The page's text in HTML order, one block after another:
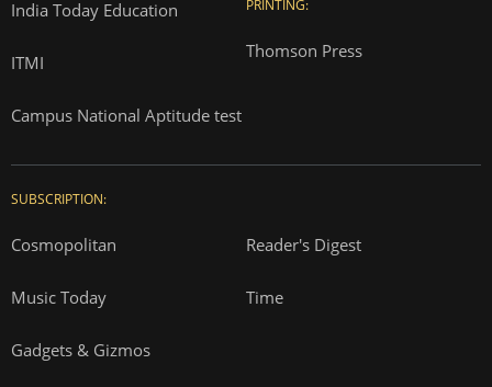
India Today Education
ITMI
Campus National Aptitude test
PRINTING:
Thomson Press
SUBSCRIPTION:
Cosmopolitan Reader's Digest
Music Today Time
Gadgets & Gizmos